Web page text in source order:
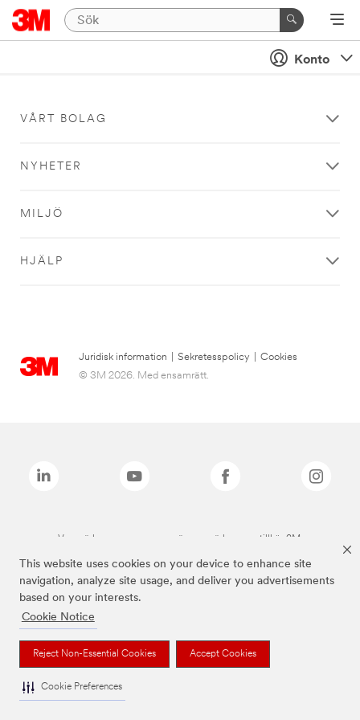
This website uses cookies on your device to enhance site
navigation, analyze site usage, and deliver you advertisements
based on your interests.
Cookie Notice
Reject Non-Essential Cookies Accept Cookies
Cookie Preferences
Konto
VÅRT BOLAG
NYHETER
MILJÖ
HJÄLP
Juridisk information Sekretesspolicy
Cookies
© 3M 2026. Med ensamrätt.
Varumärken som anges ovan är varumärken som tillhör 3M.